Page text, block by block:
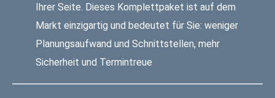
Ihrer Seite. Dieses Komplettpaket ist auf dem
Markt einzigartig und bedeutet für Sie: weniger
Planungsaufwand und Schnittstellen, mehr
Sicherheit und Termintreue